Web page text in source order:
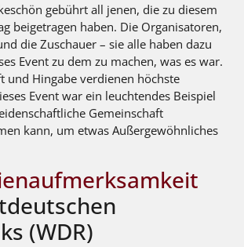
gebührt all jenen, die zu diesem
beigetragen haben. Die Organisatoren,
die Zuschauer – sie alle haben dazu
Event zu dem zu machen, was es war.
und Hingabe verdienen höchste
Event war ein leuchtendes Beispiel
Gemeinschaft
kann, um etwas Außergewöhnliches
(WDR)